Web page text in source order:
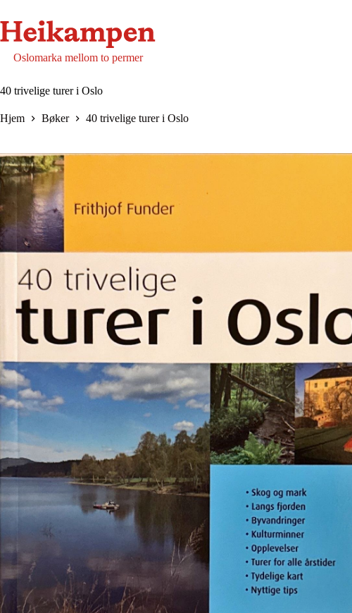
innholdet
Oslomarka mellom to permer
40 trivelige turer i Oslo
Hjem Bøker 40 trivelige turer i Oslo